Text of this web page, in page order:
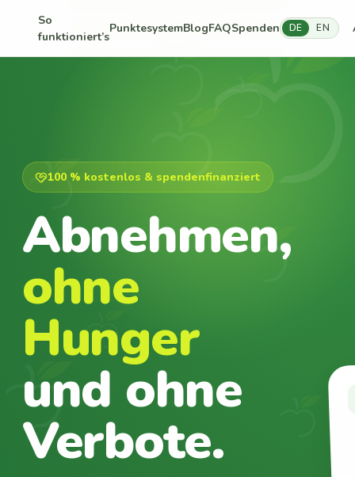
So
funktioniert’s
PunktesystemBlogFAQSpenden DE EN
100 % kostenlos & spendenfinanziert
Abnehmen,
ohne
Hunger
und ohne
Verbote.